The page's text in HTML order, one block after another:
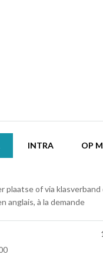
INTRA OP
plaatse of via klasverband
anglais, à la demande